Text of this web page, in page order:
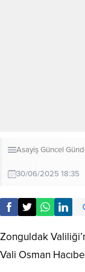
AsayişGüncel
30/06/2025 18:35
Zonguldak
Vali Osman